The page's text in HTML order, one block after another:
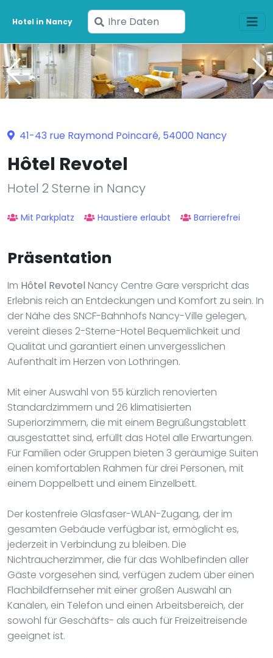
Hotel in Nancy
Geben
Sie
Ihre
Daten
ein
41-43 rue Raymond Poincaré, 54000 Nancy
Hôtel Revotel
Hotel 2 Sterne in Nancy
Mit Parkplatz Haustiere erlaubt Barrierefrei
Präsentation
Im Hôtel Revotel Nancy Centre Gare verspricht das
Erlebnis reich an Entdeckungen und Komfort zu sein. In
der Nähe des SNCF-Bahnhofs Nancy-Ville gelegen,
vereint dieses 2-Sterne-Hotel Bequemlichkeit und
Qualität und garantiert einen unvergesslichen
Aufenthalt im Herzen von Lothringen.
Mit einer Auswahl von 55 kürzlich renovierten
Standardzimmern und 26 klimatisierten
Superiorzimmern, die mit einem Begrüßungstablett
ausgestattet sind, erfüllt das Hotel alle Erwartungen.
Für Familien oder Gruppen bieten 3 geräumige Suiten
einen komfortablen Rahmen für drei Personen, mit
einem Doppelbett und einem Einzelbett.
Der kostenfreie Glasfaser-WLAN-Zugang, der im
gesamten Gebäude verfügbar ist, ermöglicht es,
jederzeit in Verbindung zu bleiben. Die
Nichtraucherzimmer, die für das Wohlbefinden aller
Gäste vorgesehen sind, verfügen zudem über einen
Flachbildfernseher mit einer großen Auswahl an
Kanälen, ein Telefon und einen Arbeitsbereich, der
sowohl für Geschäfts- als auch für Freizeitreisende
geeignet ist.